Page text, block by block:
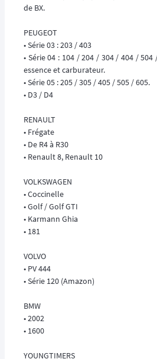
de BX.
PEUGEOT
• Série 03 : 203 / 403
• Série 04 : 104 / 204 / 304 / 404 /
essence et carburateur.
• Série 05 : 205 / 305 / 405 / 505 / 605.
• D3 / D4
RENAULT
• Frégate
• De R4 à R30
• Renault 8, Renault 10
VOLKSWAGEN
• Coccinelle
• Golf / Golf GTI
• Karmann Ghia
• 181
VOLVO
• PV 444
• Série 120 (Amazon)
BMW
• 2002
• 1600
YOUNGTIMERS